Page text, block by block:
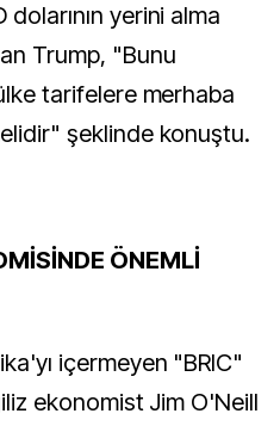
yerini alma
Trump, "Bunu
tarifelere merhaba
şeklinde konuştu.
ÖNEMLİ
içermeyen "BRIC"
ekonomist Jim O'Neill